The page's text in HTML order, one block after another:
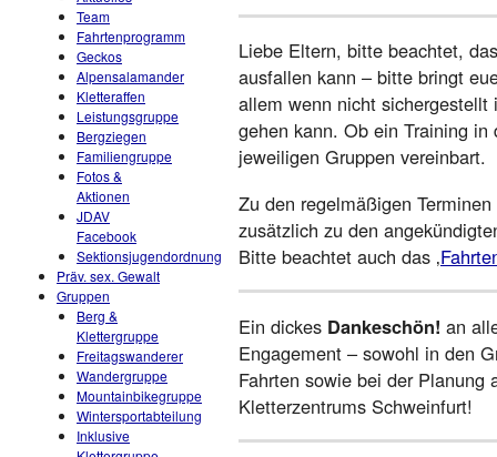
Team
Fahrtenprogramm
Geckos
Alpensalamander
Kletteraffen
Leistungsgruppe
Bergziegen
Familiengruppe
Fotos &
Aktionen
JDAV
Facebook
Sektionsjugendordnung
Präv. sex. Gewalt
Gruppen
Berg &
Klettergruppe
Freitagswanderer
Wandergruppe
Mountainbikegruppe
Wintersportabteilung
Inklusive
Liebe Eltern, bitte beachtet,
ausfallen kann – bitte bringt
allem wenn nicht
gehen kann. Ob ein Training
jeweiligen Gruppen vereinbart.
Zu den regelmäßigen
zusätzlich zu den
Bitte beachtet auch das ‚
Ein dickes Dankeschön! an
Engagement – sowohl in den
Fahrten sowie bei der Planung
Kletterzentrums Schweinfurt!